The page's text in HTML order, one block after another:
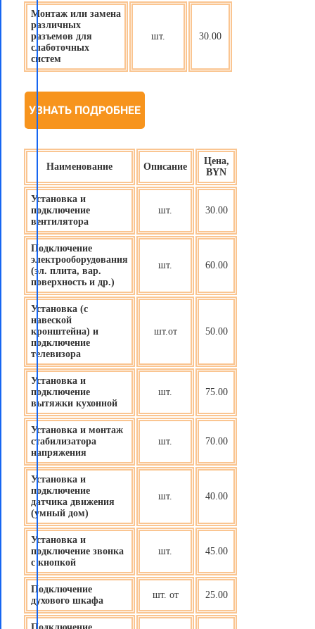
Монтаж или замена
различных
разъемов для
слаботочных
систем
шт. 30.00
УЗНАТЬ ПОДРОБНЕЕ
Наименование Описание
Цена,
BYN
Установка и
подключение
вентилятора
шт. 30.00
Подключение
электрооборудования
(эл. плита, вар.
поверхность и др.)
шт. 60.00
Установка (с
навеской
кронштейна) и
подключение
телевизора
шт.от 50.00
Установка и
подключение
вытяжки кухонной
шт. 75.00
Установка и монтаж
стабилизатора
напряжения
шт. 70.00
Установка и
подключение
датчика движения
(умный дом)
шт. 40.00
Установка и
подключение звонка
с кнопкой
шт. 45.00
Подключение
духового шкафа
шт. от 25.00